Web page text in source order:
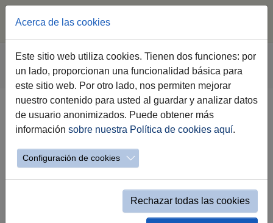
Saltar al contenido principal
Estás aquí:
Jerez.es Webs Municipales
Voluntariado
Consejo Local
Promoción del Voluntariado
Promoción del Voluntariado
Acerca de las cookies
Este sitio web utiliza cookies. Tienen dos funciones: por
un lado, proporcionan una funcionalidad básica para
este sitio web. Por otro lado, nos permiten mejorar
nuestro contenido para usted al guardar y analizar datos
de usuario anonimizados. Puede obtener más
información sobre nuestra Política de cookies aquí.
Configuración de cookies
Rechazar todas las cookies